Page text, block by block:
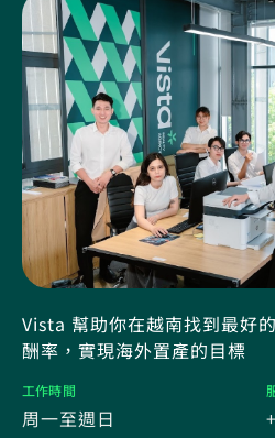
Vista 幫助你在越南找到最好
酬率，實現海外置產的目標
工作時間
周一至週日